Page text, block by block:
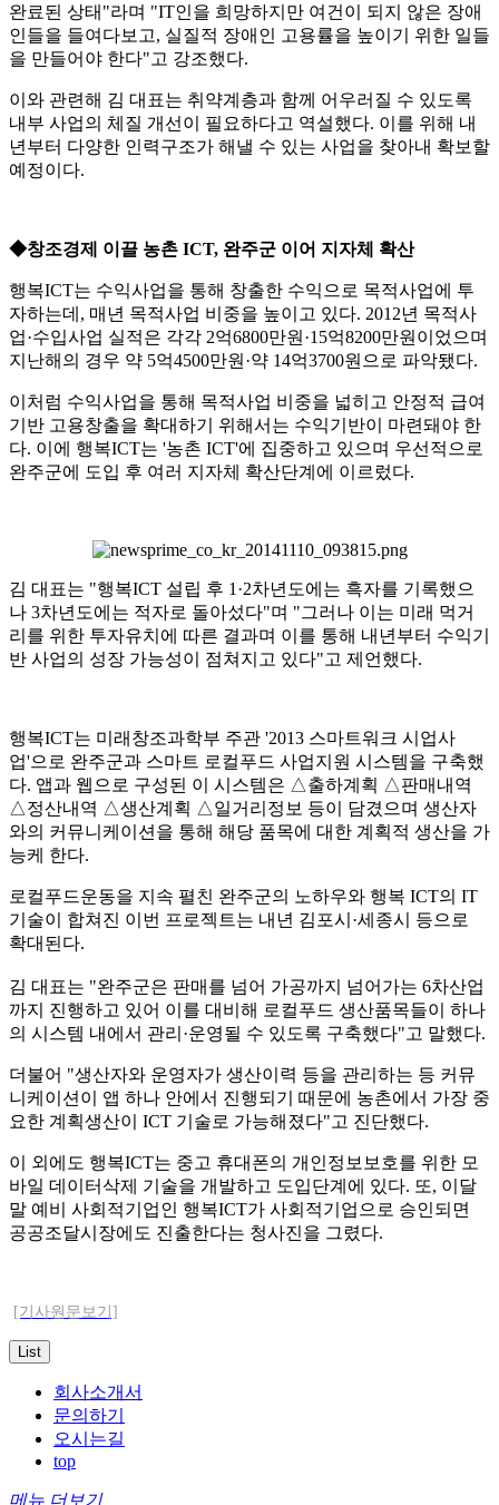
완료된 상태"라며 "IT인을 희망하지만 여건이 되지 않은 장애
인들을 들여다보고, 실질적 장애인 고용률을 높이기 위한 일들
을 만들어야 한다"고 강조했다.
이와 관련해 김 대표는 취약계층과 함께 어우러질 수 있도록
내부 사업의 체질 개선이 필요하다고 역설했다. 이를 위해 내
년부터 다양한 인력구조가 해낼 수 있는 사업을 찾아내 확보할
예정이다.
◆창조경제 이끌 농촌 ICT, 완주군 이어 지자체 확산
행복ICT는 수익사업을 통해 창출한 수익으로 목적사업에 투
자하는데, 매년 목적사업 비중을 높이고 있다. 2012년 목적사
업·수입사업 실적은 각각 2억6800만원·15억8200만원이었으며
지난해의 경우 약 5억4500만원·약 14억3700원으로 파악됐다.
이처럼 수익사업을 통해 목적사업 비중을 넓히고 안정적 급여
기반 고용창출을 확대하기 위해서는 수익기반이 마련돼야 한
다. 이에 행복ICT는 '농촌 ICT'에 집중하고 있으며 우선적으로
완주군에 도입 후 여러 지자체 확산단계에 이르렀다.
김 대표는 "행복ICT 설립 후 1·2차년도에는 흑자를 기록했으
나 3차년도에는 적자로 돌아섰다"며 "그러나 이는 미래 먹거
리를 위한 투자유치에 따른 결과며 이를 통해 내년부터 수익기
반 사업의 성장 가능성이 점쳐지고 있다"고 제언했다.
행복ICT는 미래창조과학부 주관 '2013 스마트워크 시업사
업'으로 완주군과 스마트 로컬푸드 사업지원 시스템을 구축했
다. 앱과 웹으로 구성된 이 시스템은 △출하계획 △판매내역
△정산내역 △생산계획 △일거리정보 등이 담겼으며 생산자
와의 커뮤니케이션을 통해 해당 품목에 대한 계획적 생산을 가
능케 한다.
로컬푸드운동을 지속 펼친 완주군의 노하우와 행복 ICT의 IT
기술이 합쳐진 이번 프로젝트는 내년 김포시·세종시 등으로
확대된다.
김 대표는 "완주군은 판매를 넘어 가공까지 넘어가는 6차산업
까지 진행하고 있어 이를 대비해 로컬푸드 생산품목들이 하나
의 시스템 내에서 관리·운영될 수 있도록 구축했다"고 말했다.
더불어 "생산자와 운영자가 생산이력 등을 관리하는 등 커뮤
니케이션이 앱 하나 안에서 진행되기 때문에 농촌에서 가장 중
요한 계획생산이 ICT 기술로 가능해졌다"고 진단했다.
이 외에도 행복ICT는 중고 휴대폰의 개인정보보호를 위한 모
바일 데이터삭제 기술을 개발하고 도입단계에 있다. 또, 이달
말 예비 사회적기업인 행복ICT가 사회적기업으로 승인되면
공공조달시장에도 진출한다는 청사진을 그렸다.
[기사원문보기]
List
회사소개서
문의하기
오시는길
top
메뉴 더보기